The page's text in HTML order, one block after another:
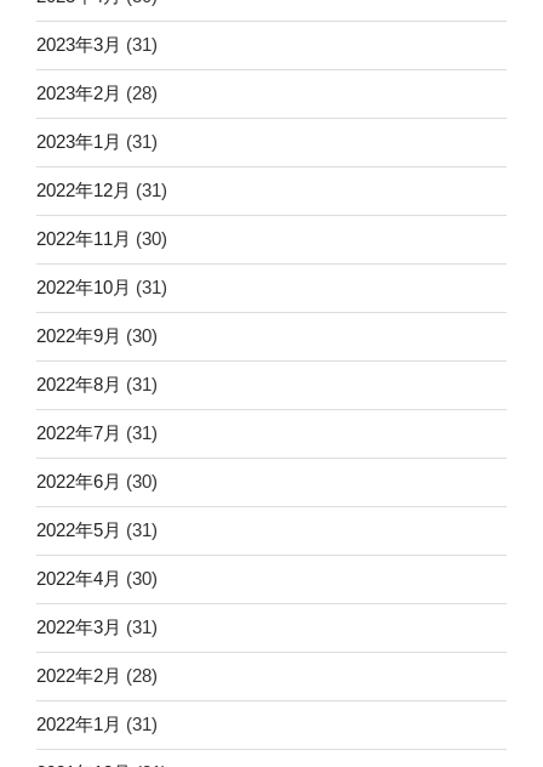
2023年3月 (31)
2023年2月 (28)
2023年1月 (31)
2022年12月 (31)
2022年11月 (30)
2022年10月 (31)
2022年9月 (30)
2022年8月 (31)
2022年7月 (31)
2022年6月 (30)
2022年5月 (31)
2022年4月 (30)
2022年3月 (31)
2022年2月 (28)
2022年1月 (31)